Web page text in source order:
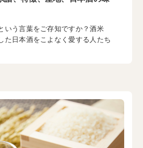
いう言葉をご存知ですか？酒米
た日本酒をこよなく愛する人たち